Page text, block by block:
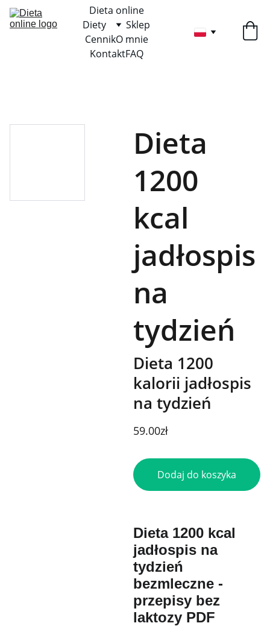
Dieta online
Diety
Sklep
CennikO mnie
KontaktFAQ
Dieta
1200
kcal
jadłospis
na
tydzień
Dieta 1200
kalorii jadłospis
na tydzień
59.00zł
Dodaj do koszyka
Dieta 1200 kcal
jadłospis na
tydzień
bezmleczne -
przepisy bez
laktozy PDF